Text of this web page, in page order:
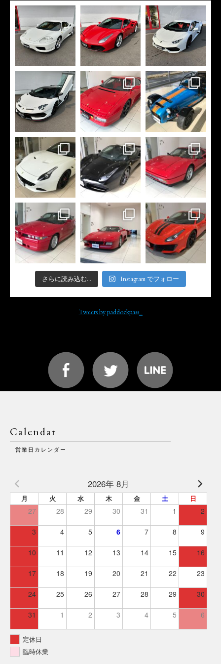
さらに読み込む... Instagram でフォロー
Tweets by paddockpass_
Calendar
営業日カレンダー
2026年 8月
月 火 水 木 金 土 日
27 28 29 30 31 1 2
3 4 5 6 7 8 9
10 11 12 13 14 15 16
17 18 19 20 21 22 23
24 25 26 27 28 29 30
31 1 2 3 4 5 6
定休日
臨時休業